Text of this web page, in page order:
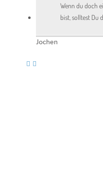
Wenn du doch
bist, solltest Du
Jochen